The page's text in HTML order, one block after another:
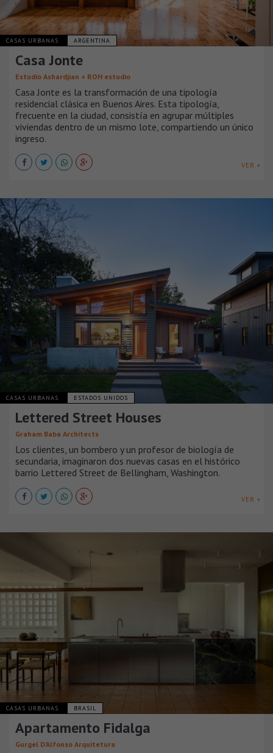
CASAS URBANAS ARGENTINA
Casa Jonte
Estudio Ashardjian + ROH estudio
Casa Jonte es la transformación de una tipología
residencial clásica en Buenos Aires. Esta tipología,
frecuente en la ciudad, consistía en agrupar múltiples
viviendas dentro de un mismo lote, compartiendo un único
ingreso.
VER +
CASAS URBANAS ESTADOS UNIDOS
Lettered Street Houses
Graham Baba Architects
Los clientes, un bombero y un profesor de biología de
secundaria, imaginaron dos nuevas casas en el histórico
barrio Lettered Street de Bellingham, Washington.
VER +
CASAS URBANAS BRASIL
Apartamento Fidalga
Gurgel D’Alfonso Arquitetura